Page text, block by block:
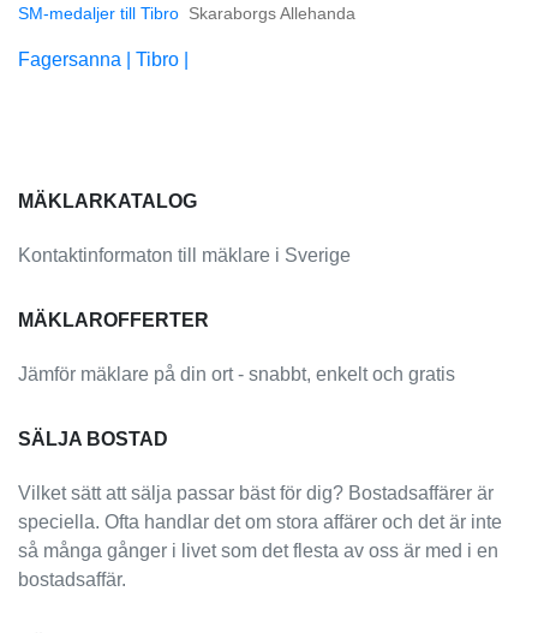
SM-medaljer till Tibro Skaraborgs Allehanda
Fagersanna | Tibro |
MÄKLARKATALOG
Kontaktinformaton till mäklare i Sverige
MÄKLAROFFERTER
Jämför mäklare på din ort - snabbt, enkelt och gratis
SÄLJA BOSTAD
Vilket sätt att sälja passar bäst för dig? Bostadsaffärer är
speciella. Ofta handlar det om stora affärer och det är inte
så många gånger i livet som det flesta av oss är med i en
bostadsaffär.